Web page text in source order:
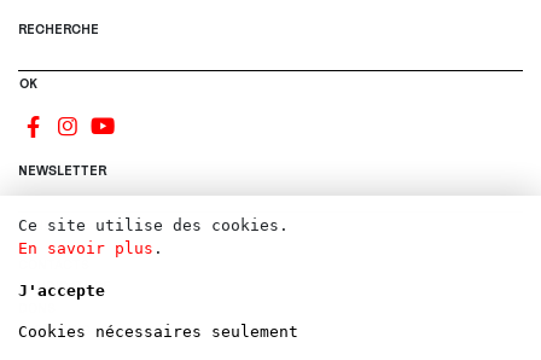
RECHERCHE
OK
NEWSLETTER
S'INSCRIRE
CANDIDATURE
LOCATIONS
Ce site utilise des cookies.
En savoir plus .
J'accepte
Cookies nécessaires seulement